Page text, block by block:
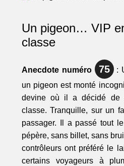
Un pigeon… VIP
classe
Anecdote numéro 75 :
un pigeon est monté
devine où il a décidé de
classe. Tranquille, sur un
passager. Il a passé tout
pépère, sans billet, sans
contrôleurs ont préféré le
certains voyageurs à